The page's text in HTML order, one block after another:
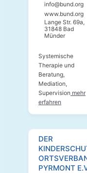
info@bund.org
www.bund.org
Lange Str. 69a,
31848 Bad
Münder
Systemische
Therapie und
Beratung,
Mediation,
Supervision mehr
erfahren
DER
PYRMONT